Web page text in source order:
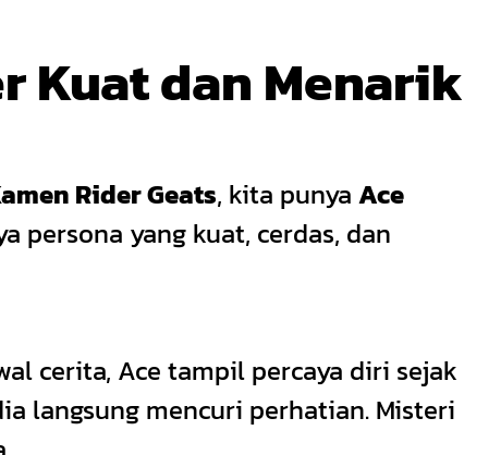
Kuat dan Menarik
Rider Geats, kita punyaAce
persona yang kuat, cerdas, dan
cerita, Ace tampil percaya diri sejak
langsung mencuri perhatian. Misteri